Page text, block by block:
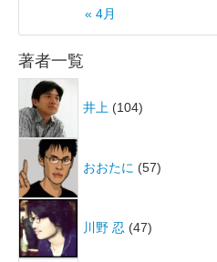
« 4月
著者一覧
井上 (104)
おおたに (57)
川野 忍 (47)